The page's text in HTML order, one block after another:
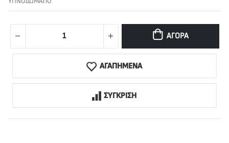
ΑΓΟΡΆ
ΑΓΑΠΗΜΕΝΑ
ΣΥΓΚΡΙΣΗ